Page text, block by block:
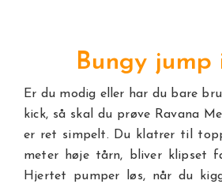
Bungy jump
Er du modig eller har du bare
kick, så skal du prøve Ravana
er ret simpelt. Du klatrer til
meter høje tårn, bliver klipset
Hjertet pumper løs, når du